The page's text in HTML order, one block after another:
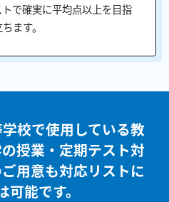
で確実に平均点以上を目指
ます。
校で使用している教
授業・定期テスト対
用意も対応リストに
能です。